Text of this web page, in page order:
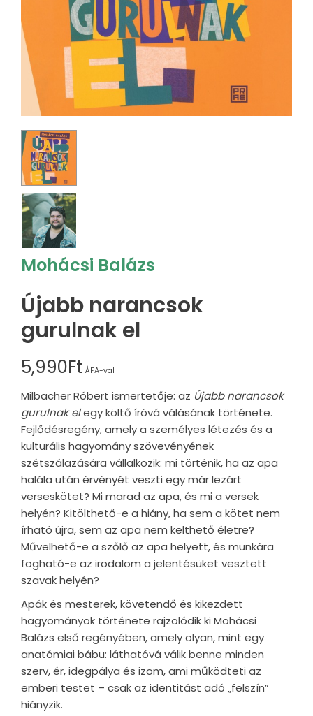
Mohácsi Balázs
Újabb narancsok
gurulnak el
5,990Ft ÁFA-val
Milbacher Róbert ismertetője: az Újabb narancsok
gurulnak elegy költő íróvá válásának története.
Fejlődésregény, amely a személyes létezés és a
kulturális hagyomány szövevényének
szétszálazására vállalkozik: mi történik, ha az apa
halála után érvényét veszti egy már lezárt
verseskötet? Mi marad az apa, és mi a versek
helyén? Kitölthető-e a hiány, ha sem a kötet nem
írható újra, sem az apa nem kelthető életre?
Művelhető-e a szőlő az apa helyett, és munkára
fogható-e az irodalom a jelentésüket vesztett
szavak helyén?
Apák és mesterek, követendő és kikezdett
hagyományok története rajzolódik ki Mohácsi
Balázs első regényében, amely olyan, mint egy
anatómiai bábu: láthatóvá válik benne minden
szerv, ér, idegpálya és izom, ami működteti az
emberi testet – csak az identitást adó „felszín”
hiányzik.